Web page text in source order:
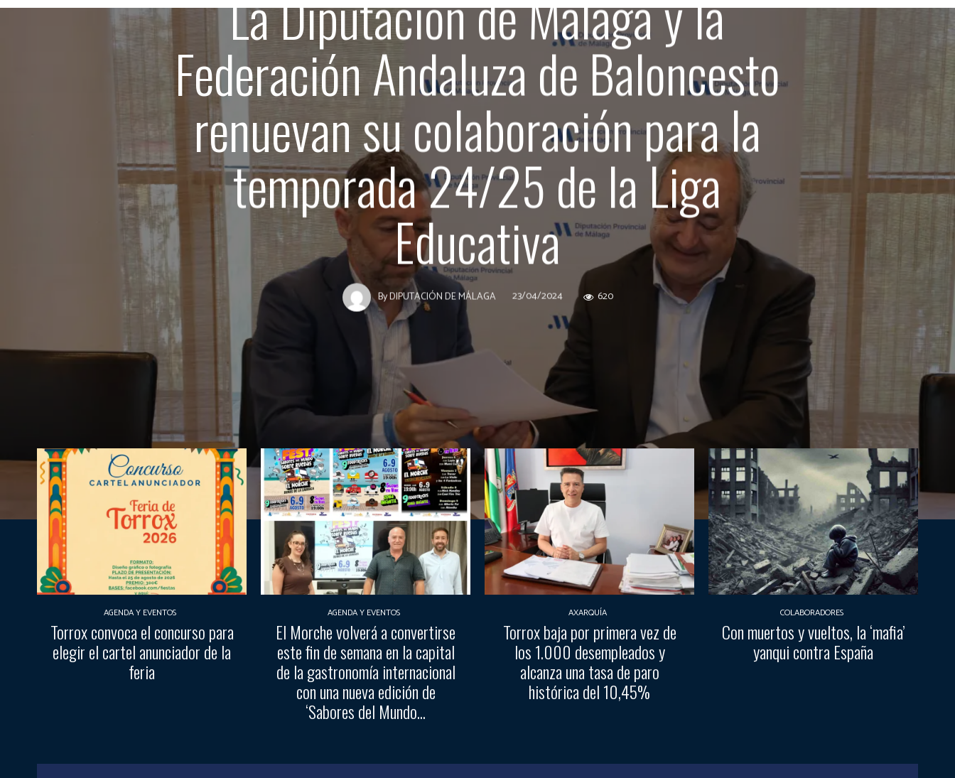
La Diputación de Málaga y la
Federación Andaluza de Baloncesto
renuevan su colaboración para la
temporada 24/25 de la Liga
Educativa
ByDIPUTACIÓN DE MÁLAGA 23/04/2024 620
AGENDA Y EVENTOS
Torrox convoca el concurso para
elegir el cartel anunciador de la
feria
AGENDA Y EVENTOS
El Morche volverá a convertirse
este fin de semana en la capital
de la gastronomía internacional
con una nueva edición de
‘Sabores del Mundo...
AXARQUÍA
Torrox baja por primera vez de
los 1.000 desempleados y
alcanza una tasa de paro
histórica del 10,45%
COLABORADORES
Con muertos y vueltos, la ‘mafia’
yanqui contra España